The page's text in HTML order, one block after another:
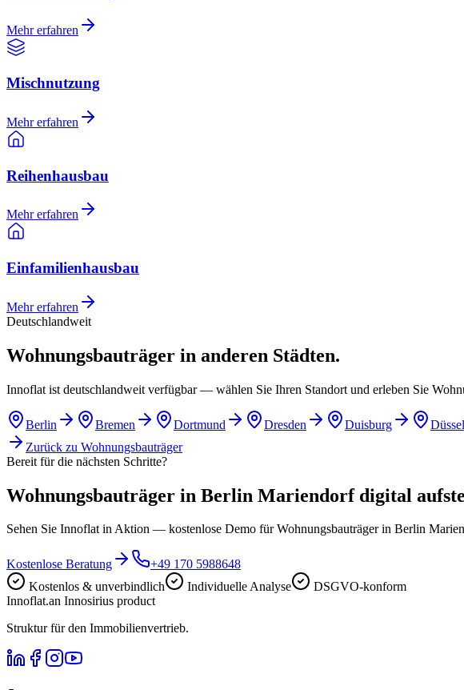
Mehr erfahren
Mischnutzung
Mehr erfahren
Reihenhausbau
Mehr erfahren
Einfamilienhausbau
Mehr erfahren
Deutschlandweit
Wohnungsbauträger in anderen Städten.
Innoflat ist deutschlandweit verfügbar — wählen Sie Ihren Standort und erleben Sie
Berlin Bremen Dortmund Dresden Duisburg
Zurück zu Wohnungsbauträger
Bereit für die nächsten Schritte?
Wohnungsbauträger in Berlin Mariendorf digital
Sehen Sie Innoflat in Aktion — kostenlose Demo für Wohnungsbauträger in Berlin
Kostenlose Beratung
+49 170 5988648
Kostenlos & unverbindlich
Individuelle Analyse
DSGVO-konform
Innoflat.an Innosirius product
Struktur für den Immobilienvertrieb.